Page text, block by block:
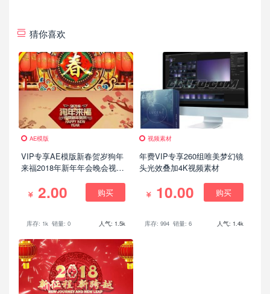
猜你喜欢
AE模版
VIP专享AE模版新春贺岁狗年
来福2018年新年年会晚会视频
2.00 购买
库存: 1k 销量: 0 人气: 1.5k
视频素材
年费VIP专享260组唯美梦幻镜
头光效叠加4K视频素材
10.00 购买
库存: 994 销量: 6 人气: 1.4k